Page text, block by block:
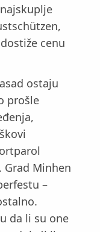
cenu
ostaju
prošle
Grad Minhen
–
da li su one